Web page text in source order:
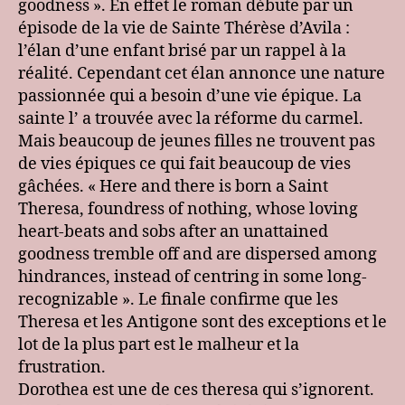
dans
le
roman
goodness ». En effet le roman débute par un
épisode de la vie de Sainte Thérèse d’Avila :
l’élan d’une enfant brisé par un rappel à la
réalité. Cependant cet élan annonce une nature
passionnée qui a besoin d’une vie épique. La
sainte l’ a trouvée avec la réforme du carmel.
Mais beaucoup de jeunes filles ne trouvent pas
de vies épiques ce qui fait beaucoup de vies
gâchées. « Here and there is born a Saint
Theresa, foundress of nothing, whose loving
heart-beats and sobs after an unattained
goodness tremble off and are dispersed among
hindrances, instead of centring in some long-
recognizable ». Le finale confirme que les
Theresa et les Antigone sont des exceptions et le
lot de la plus part est le malheur et la
frustration.
Dorothea est une de ces theresa qui s’ignorent.